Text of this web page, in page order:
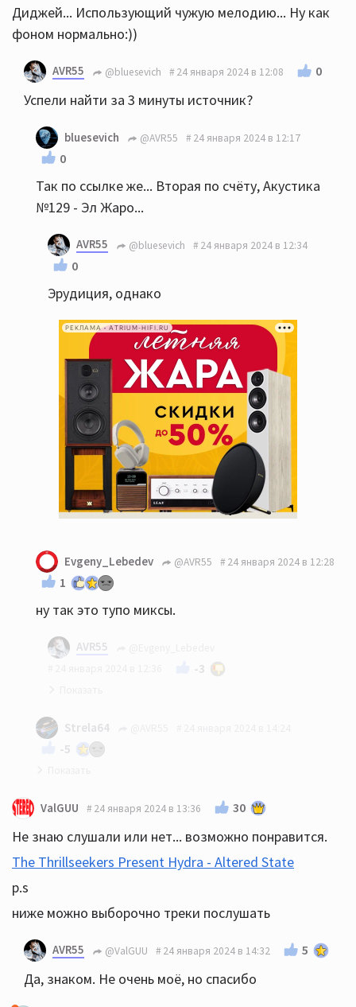
Диджей... Использующий чужую мелодию... Ну как
фоном нормально:))
AVR55 @bluesevich 24 января 2024 в 12:08 0
Успели найти за 3 минуты источник?
bluesevich @AVR55 24 января 2024 в 12:17
0
Так по ссылке же... Вторая по счёту, Акустика
№129 - Эл Жаро...
AVR55 @bluesevich 24 января 2024 в 12:34
0
Эрудиция, однако
РЕКЛАМА • ATRIUM-HIFI.RU
Evgeny_Lebedev @AVR55 24 января 2024 в 12:28
1
ну так это тупо миксы.
AVR55
-3
и?
Strela64
-5
На просторах интернета много чего есть ))
ValGUU 24 января 2024 в 13:36 30
Не знаю слушали или нет... возможно понравится.
The Thrillseekers Present Hydra - Altered State
p.s
ниже можно выборочно треки послушать
AVR55 @ValGUU 24 января 2024 в 14:32 5
Да, знаком. Не очень моё, но спасибо